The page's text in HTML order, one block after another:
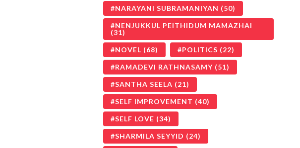
NARAYANI SUBRAMANIYAN (50)
NENJUKKUL PEITHIDUM MAMAZHAI
(31)
NOVEL (68) POLITICS (22)
RAMADEVI RATHNASAMY (51)
SANTHA SEELA (21)
SELF IMPROVEMENT (40)
SELF LOVE (34)
SHARMILA SEYYID (24)